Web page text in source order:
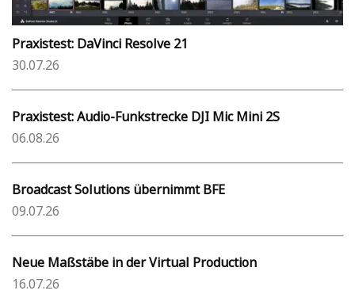
Praxistest: DaVinci Resolve 21
30.07.26
Praxistest: Audio-Funkstrecke DJI Mic Mini 2S
06.08.26
Broadcast Solutions übernimmt BFE
09.07.26
Neue Maßstäbe in der Virtual Production
16.07.26